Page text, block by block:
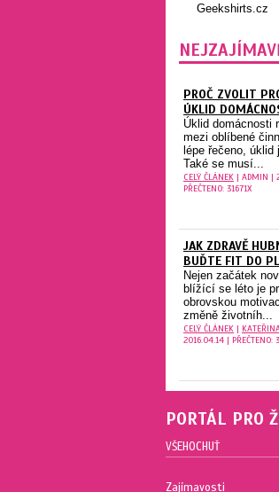
Geekshirts.cz
PROČ ZVOLIT
ÚKLID
Úklid domácnosti
mezi oblíbené
lépe řečeno, úklid
Také se musí...
CELÝ ČLÁNEK | ADMIN |
PŘEČTENO: 31671X
JAK ZDRAVĚ
BUĎTE FIT DO
Nejen začátek
blížící se léto je
obrovskou
změně životníh...
CELÝ ČLÁNEK |
2016.04.14 | PŘEČTENO:
PORTÁL PRO
VŠEHOCHUŤ
Zajímavosti